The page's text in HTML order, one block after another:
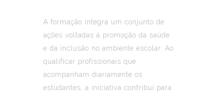
A formação integra um conjunto de
ações voltadas à promoção da saúde
e da inclusão no ambiente escolar. Ao
qualificar profissionais que
acompanham diariamente os
estudantes, a iniciativa contribui para